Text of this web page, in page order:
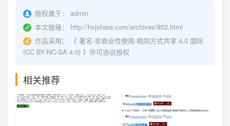
版权属于：
admin
本文链接：
http://hxjshare.com/archives/852.html
作品采用：
《 署名-非商业性使用-相同方式共享 4.0 国际
(CC BY-NC-SA 4.0) 》许可协议授权
相关推荐